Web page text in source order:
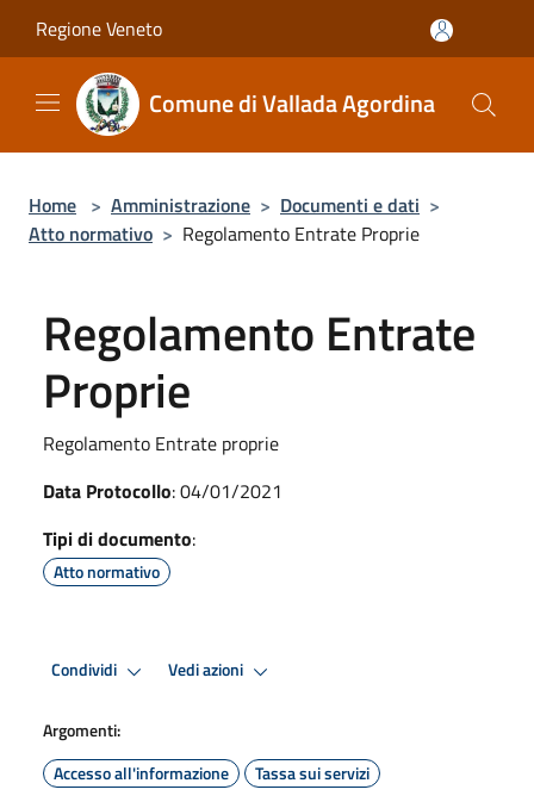
Regione Veneto
Comune di Vallada Agordina
Home > Amministrazione > Documenti e dati >
Atto normativo > Regolamento Entrate Proprie
Regolamento Entrate
Proprie
Regolamento Entrate proprie
Data Protocollo: 04/01/2021
Tipi di documento:
Atto normativo
Condividi Vedi azioni
Argomenti:
Accesso all'informazione
Tassa sui servizi